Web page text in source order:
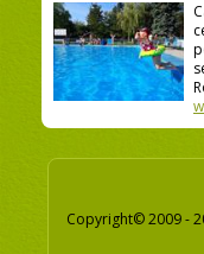
Copyright© 2009 -